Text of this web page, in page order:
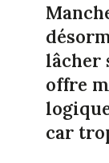
lâcher
offre
car